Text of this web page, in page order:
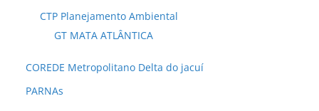
CTP Planejamento Ambiental
GT MATA ATLÂNTICA
COREDE Metropolitano Delta do jacuí
PARNAs